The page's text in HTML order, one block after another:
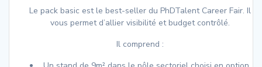
Le pack basic est le best-seller du PhDTalent Career Fair. Il
vous permet d’allier visibilité et budget contrôlé.
Il comprend :